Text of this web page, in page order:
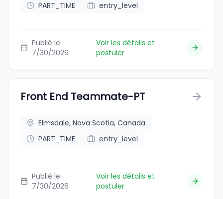
PART_TIME
entry_level
Publié le
7/30/2026
Voir les détails et
postuler
Front End Teammate-PT
Elmsdale, Nova Scotia, Canada
PART_TIME
entry_level
Publié le
7/30/2026
Voir les détails et
postuler